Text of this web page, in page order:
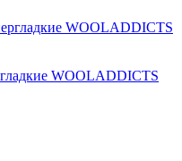
WOOLADDICTS